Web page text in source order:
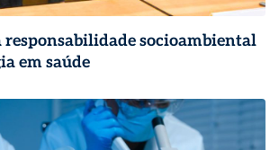
responsabilidade socioambiental
em saúde